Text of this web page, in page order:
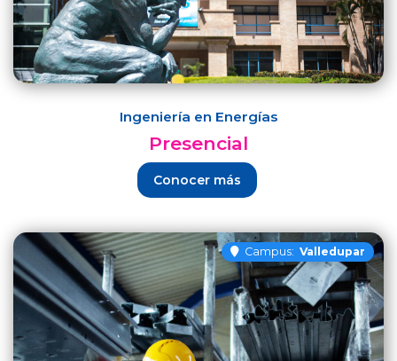
Ingeniería en Energías
Presencial
Conocer más
Campus: Valledupar